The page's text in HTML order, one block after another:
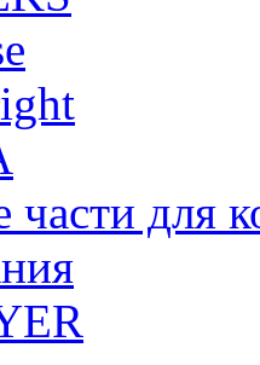
части для